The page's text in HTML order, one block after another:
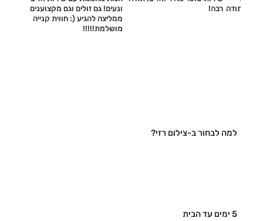
ונעים! גם זולים וגם מקצוענים
ממליצה להגיע (: חווית קנייה
מושלמת!!!!!‎
רבה! תודה
למה לבחור ב-צילום רזי?
5 ימים עד הבית